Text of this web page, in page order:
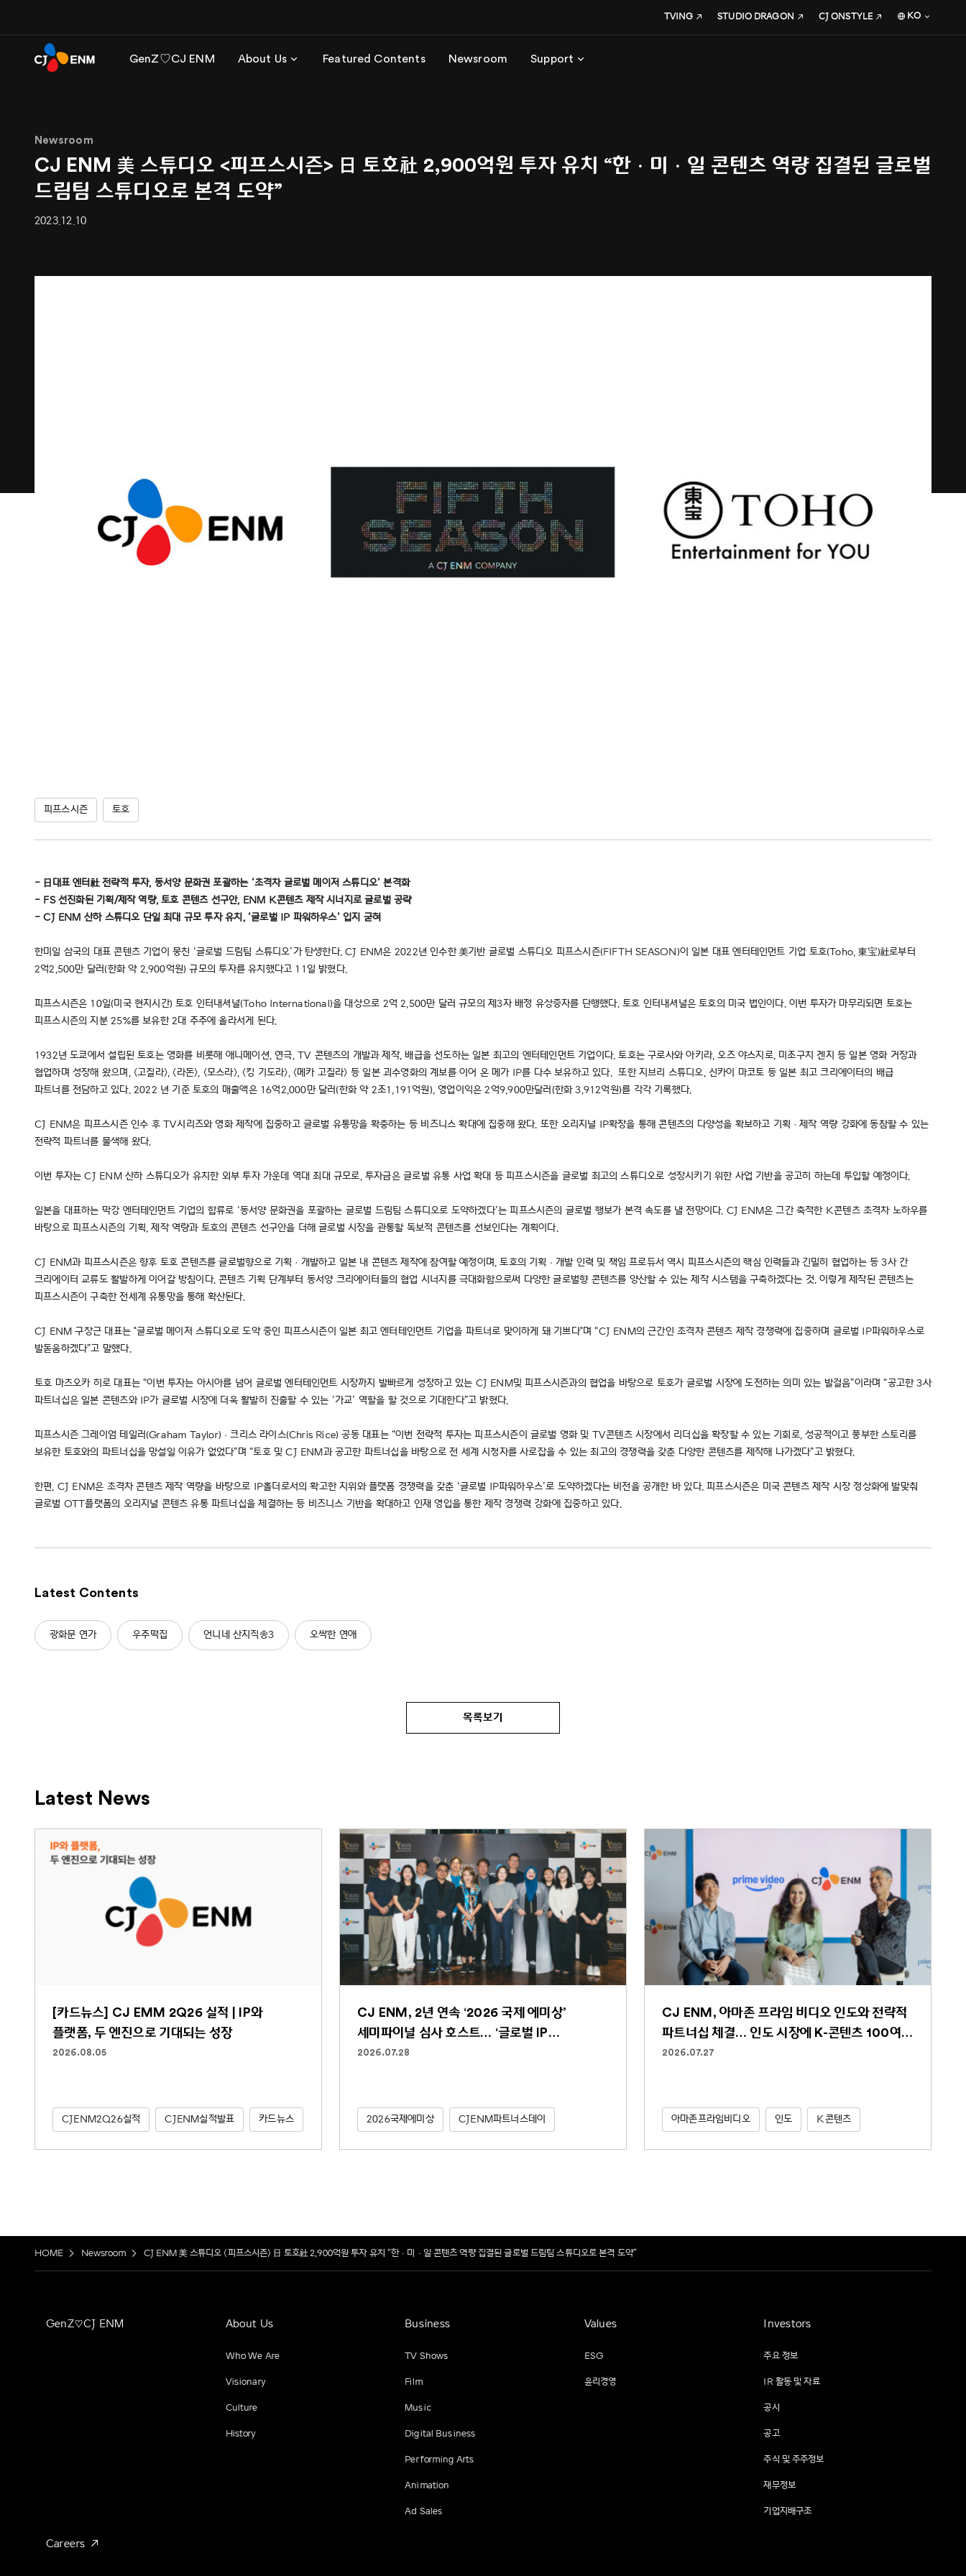
GenZ♡CJ ENM About Us Featured Contents Newsroom Support
TVING STUDIO DRAGON CJ ONSTYLE KO
Newsroom
CJ ENM 美 스튜디오 <피프스시즌> 日 토호社 2,900억원 투자 유치 “한ㆍ미ㆍ일 콘텐츠 역량 집결된 글로벌
드림팀 스튜디오로 본격 도약”
2023.12.10
피프스시즌 토호
- 日대표 엔터社 전략적 투자, 동서양 문화권 포괄하는 ‘초격차 글로벌 메이저 스튜디오’ 본격화
- FS 선진화된 기획/제작 역량, 토호 콘텐츠 선구안, ENM K콘텐츠 제작 시너지로 글로벌 공략
- CJ ENM 산하 스튜디오 단일 최대 규모 투자 유치, ‘글로벌 IP 파워하우스’ 입지 굳혀
한미일 삼국의 대표 콘텐츠 기업이 뭉친 ‘글로벌 드림팀 스튜디오’가 탄생한다. CJ ENM은 2022년 인수한 美기반 글로벌 스튜디오 피프스시즌(FIFTH SEASON)이 일본 대표 엔터테인먼트 기업 토호(Toho, 東宝)社로부터
2억2,500만 달러(한화 약 2,900억원) 규모의 투자를 유치했다고 11일 밝혔다.
피프스시즌은 10일(미국 현지시간) 토호 인터내셔널(Toho International)을 대상으로 2억 2,500만 달러 규모의 제3자 배정 유상증자를 단행했다. 토호 인터내셔널은 토호의 미국 법인이다. 이번 투자가 마무리되면 토호는
피프스시즌의 지분 25%를 보유한 2대 주주에 올라서게 된다.
1932년 도쿄에서 설립된 토호는 영화를 비롯해 애니메이션, 연극, TV 콘텐츠의 개발과 제작, 배급을 선도하는 일본 최고의 엔터테인먼트 기업이다. 토호는 구로사와 아키라, 오즈 야스지로, 미조구치 겐지 등 일본 영화 거장과
협업하며 성장해 왔으며, <고질라>, <라돈>, <모스라>, <킹 기도라>, <메카 고질라> 등 일본 괴수영화의 계보를 이어 온 메가 IP를 다수 보유하고 있다. 또한 지브리 스튜디오, 신카이 마코토 등 일본 최고 크리에이터의 배급
파트너를 전담하고 있다. 2022 년 기준 토호의 매출액은 16억2,000만 달러(한화 약 2조1,191억원), 영업이익은 2억9,900만달러(한화 3,912억원)를 각각 기록했다.
CJ ENM은 피프스시즌 인수 후 TV시리즈와 영화 제작에 집중하고 글로벌 유통망을 확충하는 등 비즈니스 확대에 집중해 왔다. 또한 오리지널 IP확장을 통해 콘텐츠의 다양성을 확보하고 기획ㆍ제작 역량 강화에 동참할 수 있는
전략적 파트너를 물색해 왔다.
이번 투자는 CJ ENM 산하 스튜디오가 유치한 외부 투자 가운데 역대 최대 규모로, 투자금은 글로벌 유통 사업 확대 등 피프스시즌을 글로벌 최고의 스튜디오로 성장시키기 위한 사업 기반을 공고히 하는데 투입할 예정이다.
일본을 대표하는 막강 엔터테인먼트 기업의 합류로 ‘동서양 문화권을 포괄하는 글로벌 드림팀 스튜디오로 도약하겠다’는 피프스시즌의 글로벌 행보가 본격 속도를 낼 전망이다. CJ ENM은 그간 축적한 K콘텐츠 초격차 노하우를
바탕으로 피프스시즌의 기획, 제작 역량과 토호의 콘텐츠 선구안을 더해 글로벌 시장을 관통할 독보적 콘텐츠를 선보인다는 계획이다.
CJ ENM과 피프스시즌은 향후 토호 콘텐츠를 글로벌향으로 기획ㆍ개발하고 일본 내 콘텐츠 제작에 참여할 예정이며, 토호의 기획ㆍ개발 인력 및 책임 프로듀서 역시 피프스시즌의 핵심 인력들과 긴밀히 협업하는 등 3사 간
크리에이터 교류도 활발하게 이어갈 방침이다. 콘텐츠 기획 단계부터 동서양 크리에이터들의 협업 시너지를 극대화함으로써 다양한 글로벌향 콘텐츠를 양산할 수 있는 제작 시스템을 구축하겠다는 것. 이렇게 제작된 콘텐츠는
피프스시즌이 구축한 전세계 유통망을 통해 확산된다.
CJ ENM 구창근 대표는 "글로벌 메이저 스튜디오로 도약 중인 피프스시즌이 일본 최고 엔터테인먼트 기업을 파트너로 맞이하게 돼 기쁘다"며 “CJ ENM의 근간인 초격차 콘텐츠 제작 경쟁력에 집중하며 글로벌 IP파워하우스로
발돋움하겠다”고 말했다.
토호 마츠오카 히로 대표는 “이번 투자는 아시아를 넘어 글로벌 엔터테인먼트 시장까지 발빠르게 성장하고 있는 CJ ENM및 피프스시즌과의 협업을 바탕으로 토호가 글로벌 시장에 도전하는 의미 있는 발걸음”이라며 “공고한 3사
파트너십은 일본 콘텐츠와 IP가 글로벌 시장에 더욱 활발히 진출할 수 있는 ‘가교’ 역할을 할 것으로 기대한다”고 밝혔다.
피프스시즌 그레이엄 테일러(Graham Taylor)ㆍ크리스 라이스(Chris Rice) 공동 대표는 “이번 전략적 투자는 피프스시즌이 글로벌 영화 및 TV콘텐츠 시장에서 리더십을 확장할 수 있는 기회로, 성공적이고 풍부한 스토리를
보유한 토호와의 파트너십을 망설일 이유가 없었다”며 “토호 및 CJ ENM과 공고한 파트너십을 바탕으로 전 세계 시청자를 사로잡을 수 있는 최고의 경쟁력을 갖춘 다양한 콘텐츠를 제작해 나가겠다”고 밝혔다.
한편, CJ ENM은 초격차 콘텐츠 제작 역량을 바탕으로 IP홀더로서의 확고한 지위와 플랫폼 경쟁력을 갖춘 ‘글로벌 IP파워하우스’로 도약하겠다는 비전을 공개한 바 있다. 피프스시즌은 미국 콘텐츠 제작 시장 정상화에 발맞춰
글로벌 OTT플랫폼의 오리지널 콘텐츠 유통 파트너십을 체결하는 등 비즈니스 기반을 확대하고 인재 영입을 통한 제작 경쟁력 강화에 집중하고 있다.
Latest Contents
광화문 연가 우주떡집 언니네 산지직송3 오싹한 연애
목록보기
Latest News
[카드뉴스] CJ EMM 2Q26 실적 | IP와
플랫폼, 두 엔진으로 기대되는 성장
2026.08.05
CJENM2Q26실적 CJENM실적발표 카드뉴스
CJ ENM, 2년 연속 ‘2026 국제 에미상’
세미파이널 심사 호스트… ‘글로벌 IP
파워하우스’ 역할 굳건
2026.07.28
2026국제에미상 CJENM파트너스데이
CJ ENM, 아마존 프라임 비디오 인도와 전략적
파트너십 체결… 인도 시장에 K-콘텐츠 100여
편 선보인다
2026.07.27
아마존프라임비디오 인도 K콘텐츠
HOME Newsroom CJ ENM 美 스튜디오 <피프스시즌> 日 토호社 2,900억원 투자 유치 “한ㆍ미ㆍ일 콘텐츠 역량 집결된 글로벌 드림팀 스튜디오로 본격 도약”
GenZ♡CJ ENM About Us
Who We Are
Visionary
Culture
History
Business
TV Shows
Film
Music
Digital Business
Performing Arts
Animation
Ad Sales
Values
ESG
윤리경영
Investors
주요 정보
IR 활동 및 자료
공시
공고
주식 및 주주정보
재무정보
기업지배구조
Careers